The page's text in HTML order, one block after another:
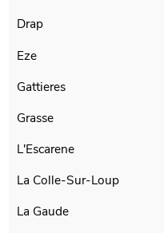
Drap
Eze
Gattieres
Grasse
L'Escarene
La Colle-Sur-Loup
La Gaude